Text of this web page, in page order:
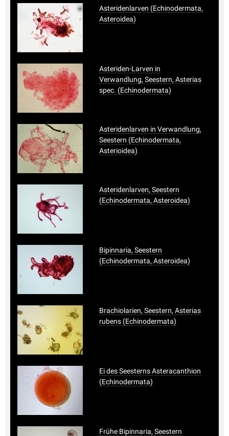
Asteridenlarven (Echinodermata,
Asteroidea)
Asteriden-Larven in
Verwandlung, Seestern, Asterias
spec. (Echinodermata)
Asteridenlarven in Verwandlung,
Seestern (Echinodermata,
Asterioidea)
Asteridenlarven, Seestern
(Echinodermata, Asteroidea)
Bipinnaria, Seestern
(Echinodermata, Asteroidea)
Brachiolarien, Seestern, Asterias
rubens (Echinodermata)
Ei des Seesterns Asteracanthion
(Echinodermata)
Frühe Bipinnaria, Seestern